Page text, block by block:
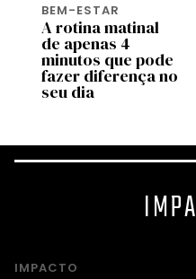
BEM-ESTAR
A rotina matinal
de apenas 4
minutos que pode
fazer diferença no
seu dia
IMPACTO